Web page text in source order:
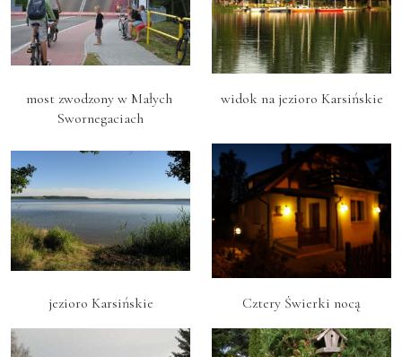
most zwodzony w Małych
Swornegaciach
widok na jezioro Karsińskie
jezioro Karsińskie Cztery Świerki nocą